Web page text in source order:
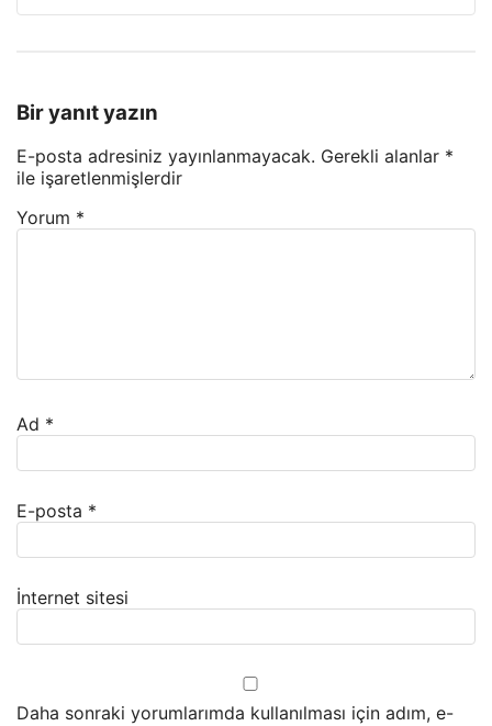
Bir yanıt yazın
E-posta adresiniz yayınlanmayacak. Gerekli alanlar *
ile işaretlenmişlerdir
Yorum *
Ad *
E-posta *
İnternet sitesi
Daha sonraki yorumlarımda kullanılması için adım, e-